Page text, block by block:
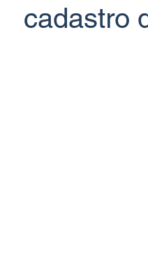
cadastro